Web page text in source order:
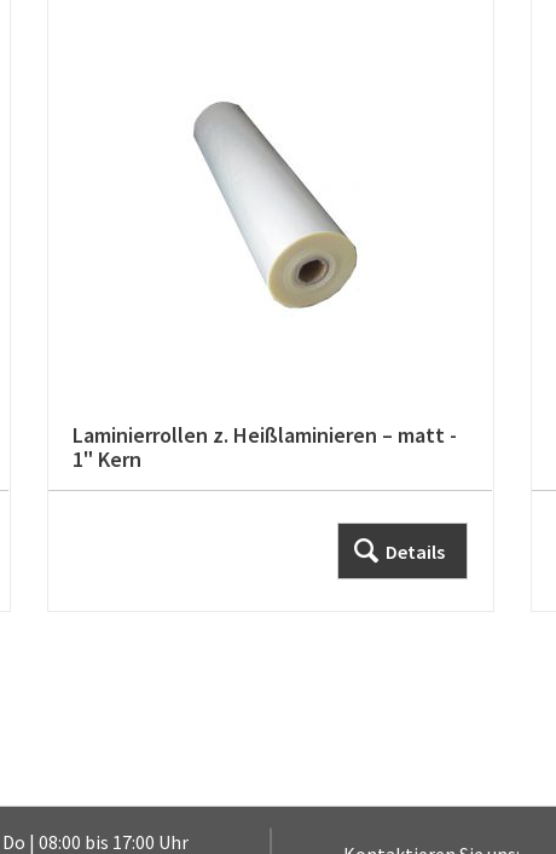
Laminierrollen z. Heißlaminieren – matt -
1" Kern
Details
| 08:00 bis 17:00 Uhr